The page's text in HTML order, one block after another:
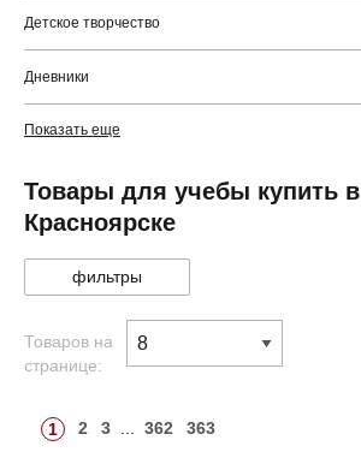
Товары для учебы купить в
Красноярске
Детское творчество
Дневники
Показать еще
фильтры
Товаров на
странице:
1 2 3 362 363